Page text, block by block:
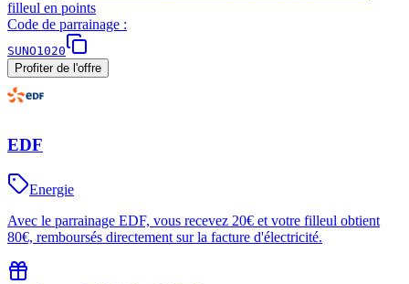
filleul en points
Code de parrainage :
SUNO1020
Profiter de l'offre
EDF
Energie
Avec le parrainage EDF, vous recevez 20€ et votre filleul obtient
80€, remboursés directement sur la facture d'électricité.